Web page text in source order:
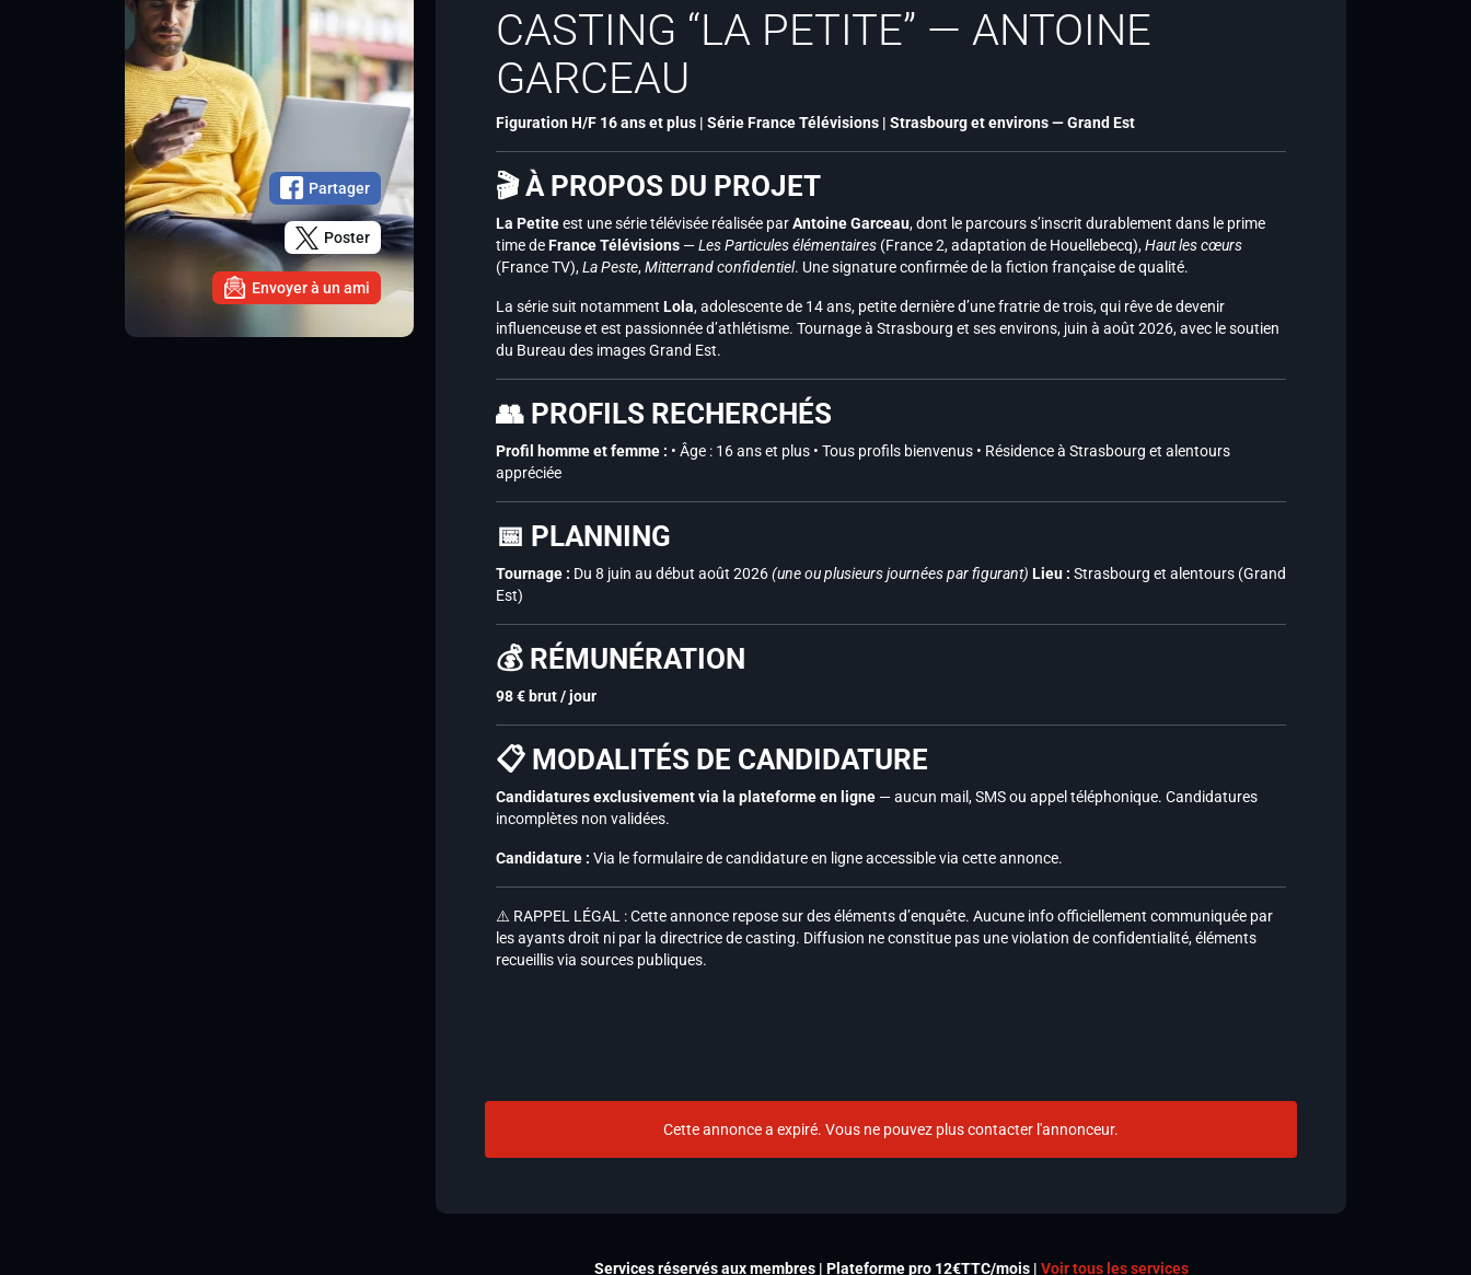
Partager
Poster
Envoyer à un ami
CASTING “LA PETITE” — ANTOINE
GARCEAU
Figuration H/F 16 ans et plus | Série France Télévisions | Strasbourg et environs — Grand Est
🎬 À PROPOS DU PROJET
La Petiteest une série télévisée réalisée parAntoine Garceau, dont le parcours s’inscrit durablement dans le prime
time deFrance Télévisions —Les Particules élémentaires (France 2, adaptation de Houellebecq),Haut les cœurs
(France TV),La Peste,Mitterrand confidentiel. Une signature confirmée de la fiction française de qualité.
La série suit notamment Lola, adolescente de 14 ans, petite dernière d’une fratrie de trois, qui rêve de devenir
influenceuse et est passionnée d’athlétisme. Tournage à Strasbourg et ses environs, juin à août 2026, avec le soutien
du Bureau des images Grand Est.
👥 PROFILS RECHERCHÉS
Profil homme et femme : • Âge : 16 ans et plus • Tous profils bienvenus • Résidence à Strasbourg et alentours
appréciée
📅 PLANNING
Tournage : Du 8 juin au début août 2026(une ou plusieurs journées par figurant) Lieu : Strasbourg et alentours (Grand
Est)
💰 RÉMUNÉRATION
98 € brut / jour
📋 MODALITÉS DE CANDIDATURE
Candidatures exclusivement via la plateforme en ligne — aucun mail, SMS ou appel téléphonique. Candidatures
incomplètes non validées.
Candidature : Via le formulaire de candidature en ligne accessible via cette annonce.
⚠️ RAPPEL LÉGAL : Cette annonce repose sur des éléments d’enquête. Aucune info officiellement communiquée par
les ayants droit ni par la directrice de casting. Diffusion ne constitue pas une violation de confidentialité, éléments
recueillis via sources publiques.
Cette annonce a expiré. Vous ne pouvez plus contacter l'annonceur.
Services réservés aux membres | Plateforme pro 12€TTC/mois | Voir tous les services